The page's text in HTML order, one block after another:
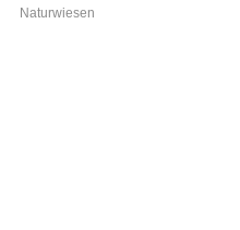
Naturwiesen